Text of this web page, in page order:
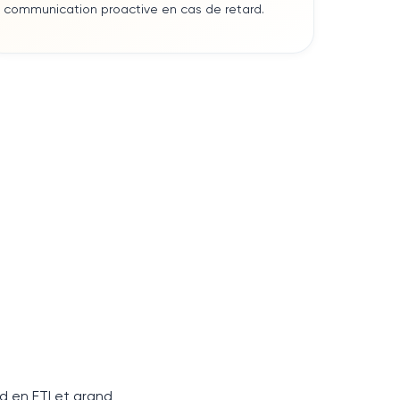
communication proactive en cas de retard.
en ETI et grand